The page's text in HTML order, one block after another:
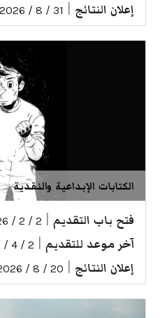
إعلان النتائج 31 / 8 / 2026
الكتابات الإبداعية والنقدية
فتح باب التقديم 2 / 2 / 2026
آخر موعد للتقديم 2 / 4 / 2026
إعلان النتائج 20 / 8 / 2026